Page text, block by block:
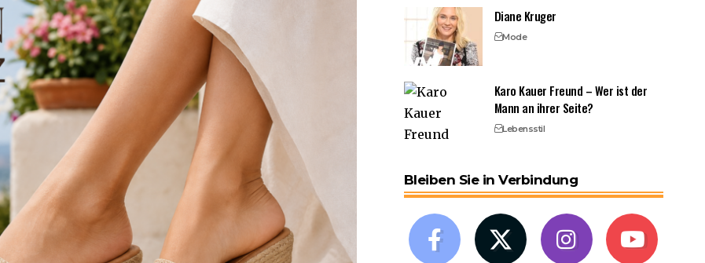
Diane Kruger
Mode
Karo Kauer Freund – Wer ist der
Mann an ihrer Seite?
Lebensstil
Bleiben Sie in Verbindung